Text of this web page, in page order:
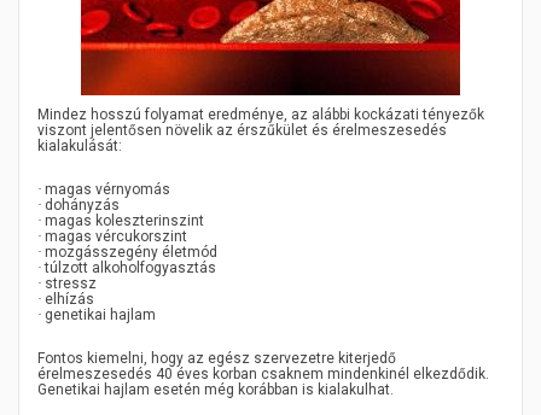
Mindez hosszú folyamat eredménye, az alábbi kockázati tényezők
viszont jelentősen növelik az érszűkület és érelmeszesedés
kialakulását:
· magas vérnyomás
· dohányzás
· magas koleszterinszint
· magas vércukorszint
· mozgásszegény életmód
· túlzott alkoholfogyasztás
· stressz
· elhízás
· genetikai hajlam
Fontos kiemelni, hogy az egész szervezetre kiterjedő
érelmeszesedés 40 éves korban csaknem mindenkinél elkezdődik.
Genetikai hajlam esetén még korábban is kialakulhat.